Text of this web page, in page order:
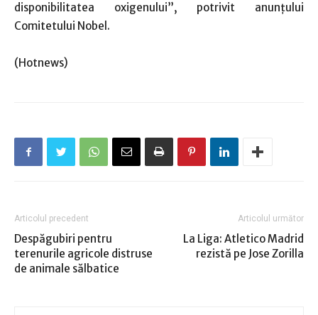
disponibilitatea oxigenului”, potrivit anunţului
Comitetului Nobel.
(Hotnews)
Articolul precedent
Despăgubiri pentru
terenurile agricole distruse
de animale sălbatice
Articolul următor
La Liga: Atletico Madrid
rezistă pe Jose Zorilla